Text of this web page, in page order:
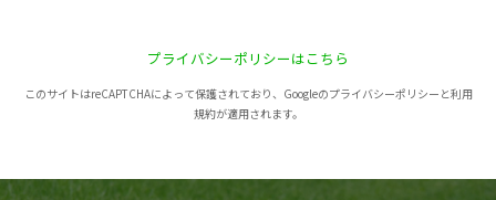
プライバシーポリシーはこちら
このサイトはreCAPTCHAによって保護されており、Googleのプライバシーポリシーと利用
規約が適用されます。